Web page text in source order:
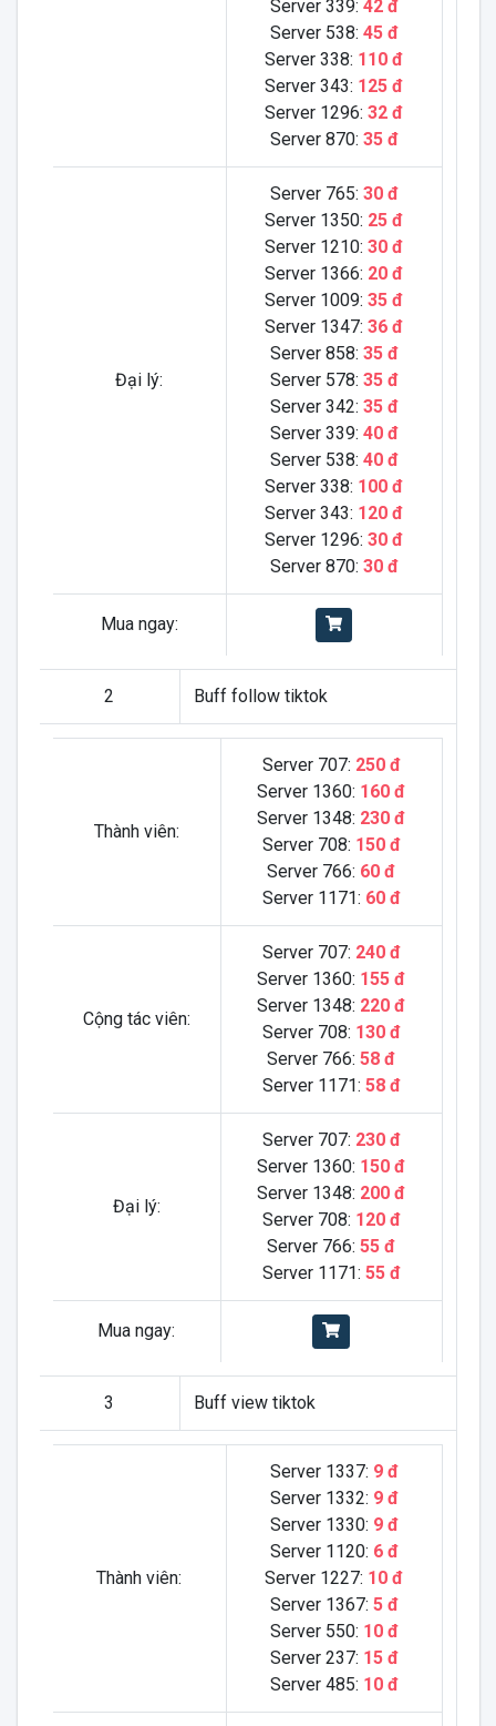
Server 339: 42 đ
Server 538: 45 đ
Server 338: 110 đ
Server 343: 125 đ
Server 1296: 32 đ
Server 870: 35 đ
Đại lý:
Server 765: 30 đ
Server 1350: 25 đ
Server 1210: 30 đ
Server 1366: 20 đ
Server 1009: 35 đ
Server 1347: 36 đ
Server 858: 35 đ
Server 578: 35 đ
Server 342: 35 đ
Server 339: 40 đ
Server 538: 40 đ
Server 338: 100 đ
Server 343: 120 đ
Server 1296: 30 đ
Server 870: 30 đ
Mua ngay:
2 Buff follow tiktok
Thành viên:
Server 707: 250 đ
Server 1360: 160 đ
Server 1348: 230 đ
Server 708: 150 đ
Server 766: 60 đ
Server 1171: 60 đ
Cộng tác viên:
Server 707: 240 đ
Server 1360: 155 đ
Server 1348: 220 đ
Server 708: 130 đ
Server 766: 58 đ
Server 1171: 58 đ
Đại lý:
Server 707: 230 đ
Server 1360: 150 đ
Server 1348: 200 đ
Server 708: 120 đ
Server 766: 55 đ
Server 1171: 55 đ
Mua ngay:
3 Buff view tiktok
Thành viên:
Server 1337: 9 đ
Server 1332: 9 đ
Server 1330: 9 đ
Server 1120: 6 đ
Server 1227: 10 đ
Server 1367: 5 đ
Server 550: 10 đ
Server 237: 15 đ
Server 485: 10 đ